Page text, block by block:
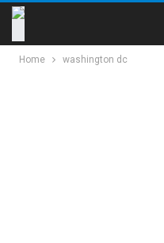
Home washington dc